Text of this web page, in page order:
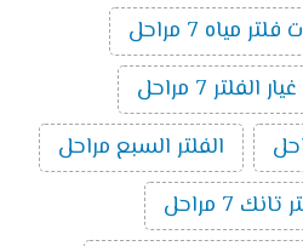
مياه 7 مراحل
7 مراحل
الفلتر السبع مراحل
7 مراحل